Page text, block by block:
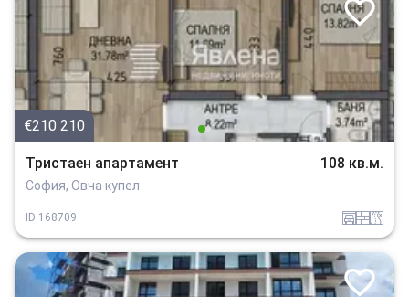
€210 210
Тристаен апартамент 108 кв.м.
София, Овча купел
ID 168709 garajtuhla v_blizost_do_asfaltiran_put